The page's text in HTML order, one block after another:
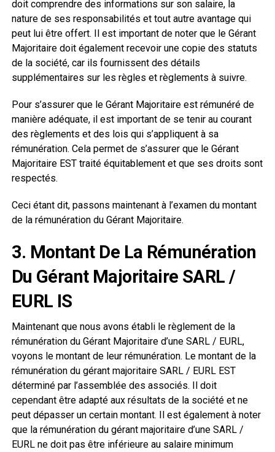
doit comprendre des informations sur son salaire, la
nature de ses responsabilités et tout autre avantage qui
peut lui être offert. Il est important de noter que le Gérant
Majoritaire doit également recevoir une copie des statuts
de la société, car ils fournissent des détails
supplémentaires sur les règles et règlements à suivre.
Pour s’assurer que le Gérant Majoritaire est rémunéré de
manière adéquate, il est important de se tenir au courant
des règlements et des lois qui s’appliquent à sa
rémunération. Cela permet de s’assurer que le Gérant
Majoritaire EST traité équitablement et que ses droits sont
respectés.
Ceci étant dit, passons maintenant à l’examen du montant
de la rémunération du Gérant Majoritaire.
3. Montant De La Rémunération
Du Gérant Majoritaire SARL /
EURL IS
Maintenant que nous avons établi le règlement de la
rémunération du Gérant Majoritaire d’une SARL / EURL,
voyons le montant de leur rémunération. Le montant de la
rémunération du gérant majoritaire SARL / EURL EST
déterminé par l’assemblée des associés. Il doit
cependant être adapté aux résultats de la société et ne
peut dépasser un certain montant. Il est également à noter
que la rémunération du gérant majoritaire d’une SARL /
EURL ne doit pas être inférieure au salaire minimum